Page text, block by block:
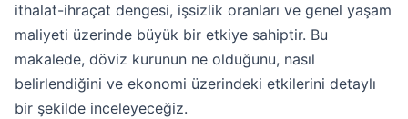
ithalat-ihraçat dengesi, işsizlik oranları ve genel yaşam
maliyeti üzerinde büyük bir etkiye sahiptir. Bu
makalede, döviz kurunun ne olduğunu, nasıl
belirlendiğini ve ekonomi üzerindeki etkilerini detaylı
bir şekilde inceleyeceğiz.